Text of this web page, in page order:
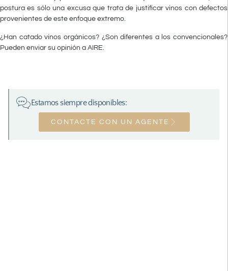
postura es sólo una excusa que trata de justificar vinos con defectos
provenientes de este enfoque extremo.
¿Han catado vinos orgánicos? ¿Son diferentes a los convencionales?
Pueden enviar su opinión a AIRE.
Estamos siempre disponibles:
CONTACTE CON UN AGENTE